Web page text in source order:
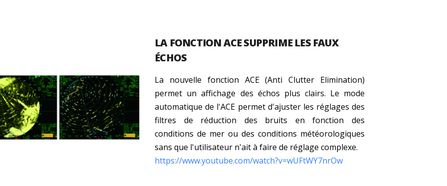
LA FONCTION ACE SUPPRIME LES FAUX
ÉCHOS
La nouvelle fonction ACE (Anti Clutter Elimination)
permet un affichage des échos plus clairs. Le mode
automatique de l'ACE permet d'ajuster les réglages des
filtres de réduction des bruits en fonction des
conditions de mer ou des conditions météorologiques
sans que l'utilisateur n'ait à faire de réglage complexe.
https://www.youtube.com/watch?v=wUFtWY7nrOw